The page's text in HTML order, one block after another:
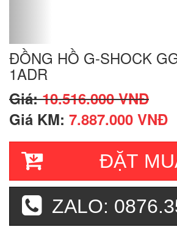
ĐỒNG HỒ G-SHOCK
1ADR
Giá:10.516.000 VNĐ
Giá KM: 7.887.000 VNĐ
ĐẶT
ZALO: